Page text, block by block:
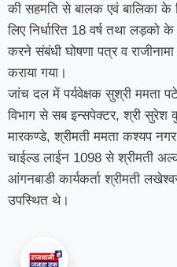
की सहमति से बालक एवं बालिका के
लिए निर्धारित 18 वर्ष तथा लड़को के
करने संबंधी घोषणा पत्र व
कराया गया।
जांच दल में पर्यवेक्षक सुश्री ममता
विभाग से सब इन्सपेक्टर, श्री सुरेश
मारकण्डे, श्रीमती ममता कश्यप
चाईल्ड लाईन 1098 से श्रीमती
आंगनबाडी कार्यकर्ता श्रीमती
उपस्थित थे।